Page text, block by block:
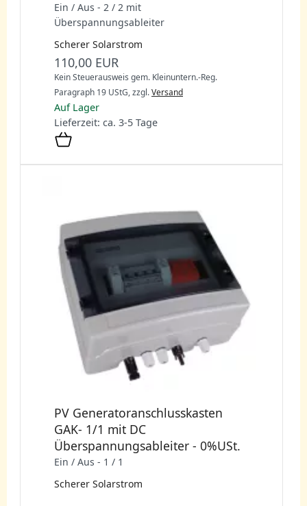
Ein / Aus - 2 / 2 mit
Überspannungsableiter
Scherer Solarstrom
110,00 EUR
Kein Steuerausweis gem. Kleinuntern.-Reg.
Paragraph 19 UStG,zzgl.Versand
Auf Lager
Lieferzeit: ca. 3-5 Tage
PV Generatoranschlusskasten
GAK- 1/1 mit DC
Überspannungsableiter - 0%USt.
Ein / Aus - 1 / 1
Scherer Solarstrom